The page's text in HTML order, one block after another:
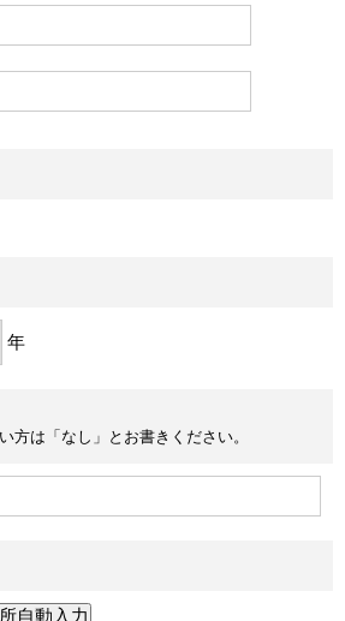
年
方は「なし」とお書きください。